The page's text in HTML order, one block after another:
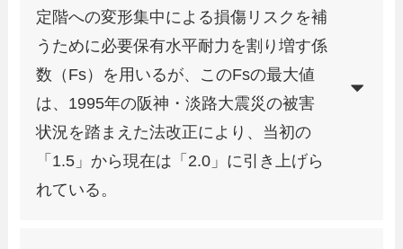
定階への変形集中による損傷リスクを補
うために必要保有水平耐力を割り増す係
数（Fs）を用いるが、このFsの最大値
は、1995年の阪神・淡路大震災の被害
状況を踏まえた法改正により、当初の
「1.5」から現在は「2.0」に引き上げら
れている。